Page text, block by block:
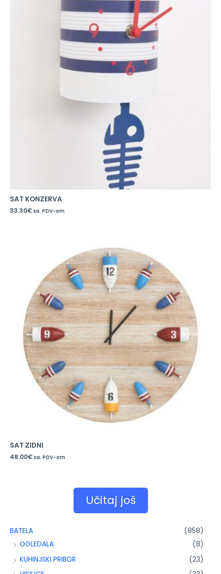
BATELA
(858)
OGLEDALA
(8)
KUHINJSKI PRIBOR
(23)
SAT KONZERVA
33.30€ sa. PDV-om
SAT ZIDNI
48.00€ sa. PDV-om
Učitaj još